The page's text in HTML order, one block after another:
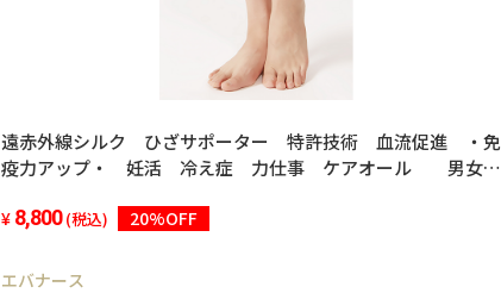
遠赤外線シルク ひざサポーター 特許技術 血流促進 ・免
疫力アップ・ 妊活 冷え症 力仕事 ケアオール 男女兼
8,800 (税込) 20%OFF
エバナース